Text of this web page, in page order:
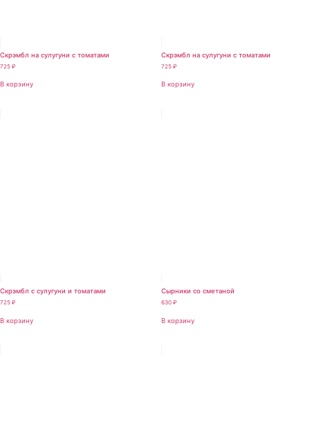
Скрэмбл на сулугуни с томатами
725 ₽
В корзину
Скрэмбл на сулугуни с томатами
725 ₽
В корзину
Скрэмбл с сулугуни и томатами
725 ₽
В корзину
Сырники со сметаной
630 ₽
В корзину